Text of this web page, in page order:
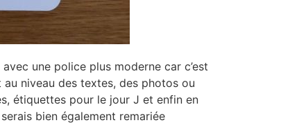
une police plus moderne car c’est
niveau des textes, des photos ou
étiquettes pour le jour J et enfin en
bien également remariée